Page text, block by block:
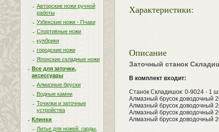
Авторские ножи ручной
работы
Узбекские ножи - Пчаки
Спортивные ножи
куябрики
городские ножи
Японские складные ножи
Все для заточки,
аксессуары
Алмазные бруски
Водные камни
Точилки и заточные
устройства
Клинки
Литье для ножей: гарды,
Характеристики:
Описание
Заточный станок
В комплект входит:
Станок Складишок: 0-9024 - 1
Алмазный брусок доводочный
Алмазный брусок доводочный
Алмазный брусок доводочный
Алмазный брусок доводочный